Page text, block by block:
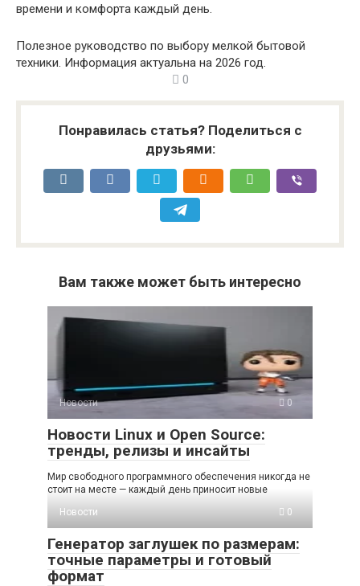
времени и комфорта каждый день.
Полезное руководство по выбору мелкой бытовой
техники. Информация актуальна на 2026 год.
0
Понравилась статья? Поделиться с
друзьями:
Вам также может быть интересно
Новости 0
Новости Linux и Open Source:
тренды, релизы и инсайты
Мир свободного программного обеспечения никогда не
стоит на месте — каждый день приносит новые
Новости
0
Генератор заглушек по размерам:
точные параметры и готовый
формат